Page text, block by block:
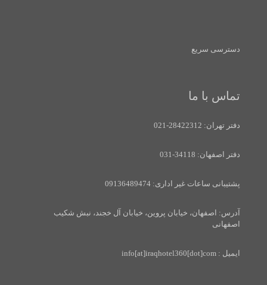
دسترسی سریع
تماس با ما
دفتر تهران: 28422312-021
دفتر اصفهان: 34118-031
پشتیبانی ساعات غیر اداری: 09136489474
آدرس: اصفهان، خیابان پروین، خیابان آل خجند، نبش شکیب
اصفهانی
ایمیل : info[at]iraqhotel360[dot]com